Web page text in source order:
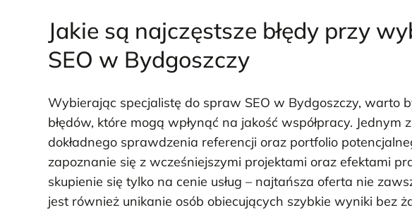
Jakie są najczęstsze błędy przy
SEO w Bydgoszczy
Wybierając specjalistę do spraw SEO w Bydgoszczy, warto
błędów, które mogą wpłynąć na jakość współpracy.
dokładnego sprawdzenia referencji oraz portfolio
zapoznanie się z wcześniejszymi projektami oraz efektami
skupienie się tylko na cenie usług – najtańsza oferta nie
jest również unikanie osób obiecujących szybkie wyniki bez